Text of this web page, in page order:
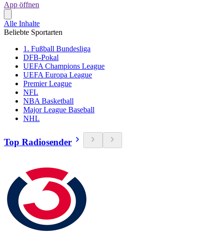
App öffnen
Alle Inhalte
Beliebte Sportarten
1. Fußball Bundesliga
DFB-Pokal
UEFA Champions League
UEFA Europa League
Premier League
NFL
NBA Basketball
Major League Baseball
NHL
Top Radiosender